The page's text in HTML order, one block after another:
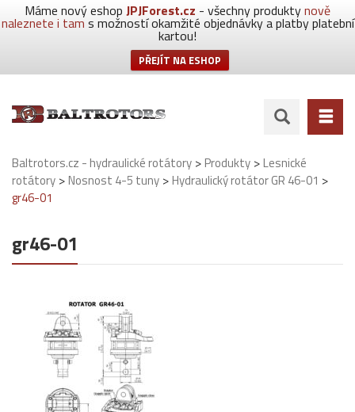
Máme nový eshop JPJForest.cz - všechny produktynově
naleznete i tams možností okamžité objednávky a platby platební
kartou!
PŘEJÍT NA ESHOP
Baltrotors.cz - hydraulické rotátory >Produkty >Lesnické
rotátory >Nosnost 4-5 tuny >Hydraulický rotátor GR 46-01 >
gr46-01
gr46-01